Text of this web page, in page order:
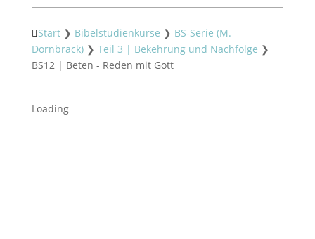
Start❯ Bibelstudienkurse ❯ BS-Serie (M.
Dörnbrack)❯ Teil 3 | Bekehrung und Nachfolge ❯
BS12 | Beten - Reden mit Gott
Loading